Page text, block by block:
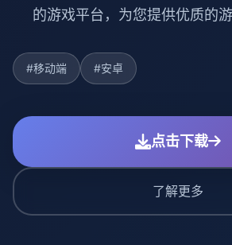
的游戏平台，为您提供优质的游
#移动端 #安卓
点击下载
了解更多